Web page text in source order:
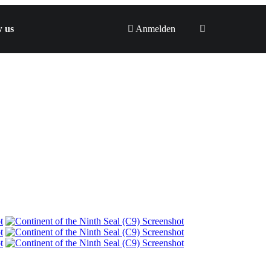
us Anmelden